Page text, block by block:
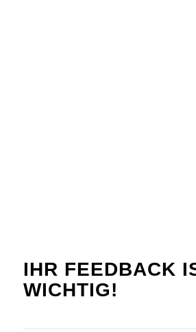
IHR FEEDBACK
WICHTIG!